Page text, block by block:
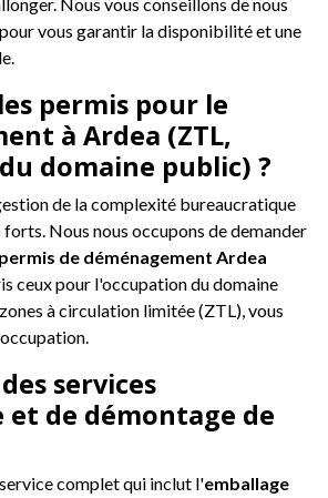
Nous vous conseillons de nous
vous garantir la disponibilité et une
permis pour le
à Ardea (ZTL,
domaine public) ?
de la complexité bureaucratique
Nous nous occupons de demander
permis de déménagement Ardea
ceux pour l'occupation du domaine
à circulation limitée (ZTL), vous
services
et de démontage de
complet qui inclut l'emballage